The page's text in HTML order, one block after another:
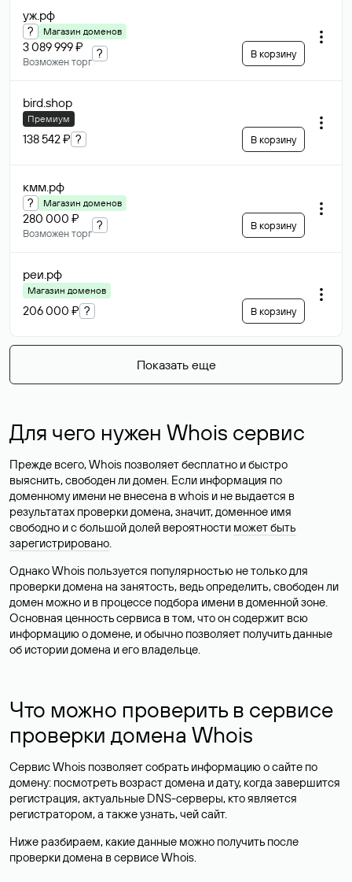
уж.рф
? Магазин доменов
3 089 999 ₽
Возможен торг
? В корзину
bird.shop
Премиум
138 542 ₽ ? В корзину
кмм.рф
? Магазин доменов
280 000 ₽
Возможен торг
? В корзину
реи.рф
Магазин доменов
206 000 ₽ ? В корзину
Показать еще
Для чего нужен Whois сервис
Прежде всего, Whois позволяет бесплатно и быстро
выяснить, свободен ли домен. Если информация по
доменному имени не внесена в whois и не выдается в
результатах проверки домена, значит, доменное имя
свободно и с большой долей вероятности может быть
зарегистрировано.
Однако Whois пользуется популярностью не только для
проверки домена на занятость, ведь определить, свободен ли
домен можно и в процессе подбора имени в доменной зоне.
Основная ценность сервиса в том, что он содержит всю
информацию о домене, и обычно позволяет получить данные
об истории домена и его владельце.
Что можно проверить в сервисе
проверки домена Whois
Сервис Whois позволяет собрать информацию о сайте по
домену: посмотреть возраст домена и дату, когда завершится
регистрация, актуальные DNS-серверы, кто является
регистратором, а также узнать, чей сайт.
Ниже разбираем, какие данные можно получить после
проверки домена в сервисе Whois.